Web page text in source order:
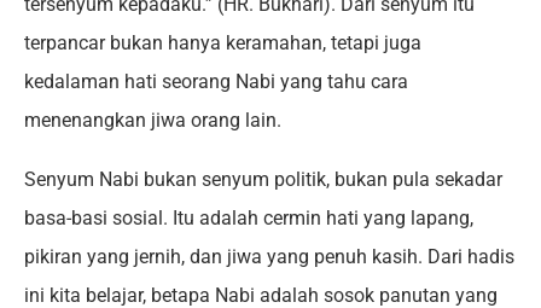
terpancar bukan hanya keramahan, tetapi juga
kedalaman hati seorang Nabi yang tahu cara
menenangkan jiwa orang lain.
Senyum Nabi bukan senyum politik, bukan pula sekadar
basa-basi sosial. Itu adalah cermin hati yang lapang,
pikiran yang jernih, dan jiwa yang penuh kasih. Dari hadis
ini kita belajar, betapa Nabi adalah sosok panutan yang